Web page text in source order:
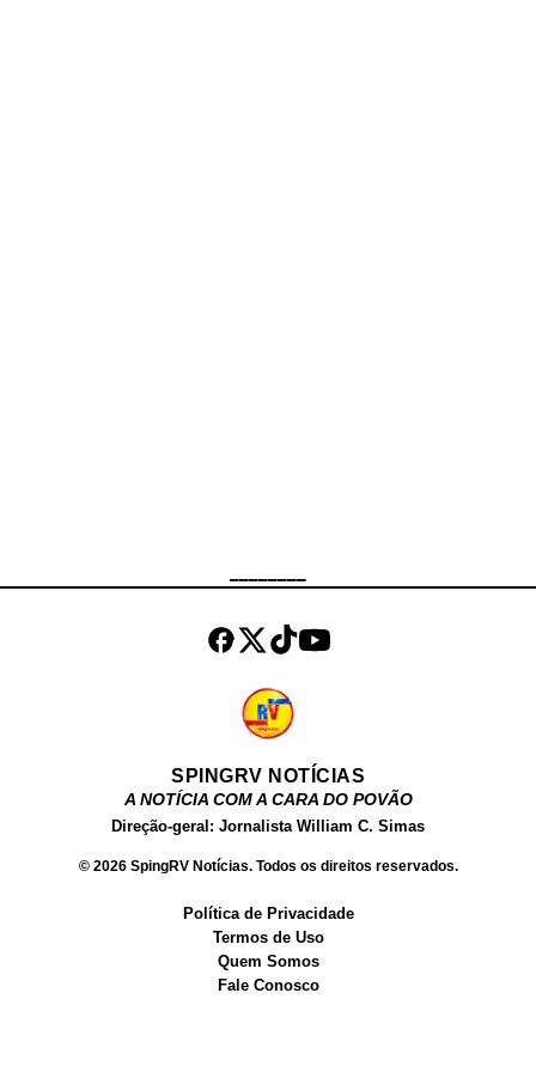
onde vende conteúdos produzidos
por ela para o público adulto. Além
dos filmes, ela ve...
SPINGRV NOTÍCIAS
A NOTÍCIA COM A CARA DO POVÃO
Direção-geral: Jornalista William C. Simas
© 2026 SpingRV Notícias. Todos os direitos reservados.
Política de Privacidade
Termos de Uso
Quem Somos
Fale Conosco